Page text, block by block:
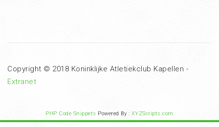
Copyright © 2018 Koninklijke Atletiekclub Kapellen -
Extranet
PHP Code Snippets Powered By : XYZScripts.com